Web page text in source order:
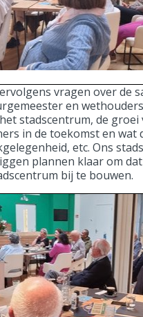
vragen over de
en
stadscentrum, de groei
in de toekomst en wat
etc. Ons
plannen klaar om
bij te bouwen.